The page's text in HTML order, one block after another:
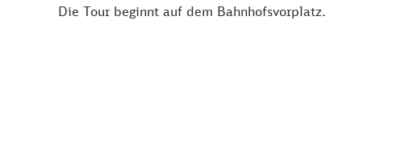
Die Tour beginnt auf dem Bahnhofsvorplatz.